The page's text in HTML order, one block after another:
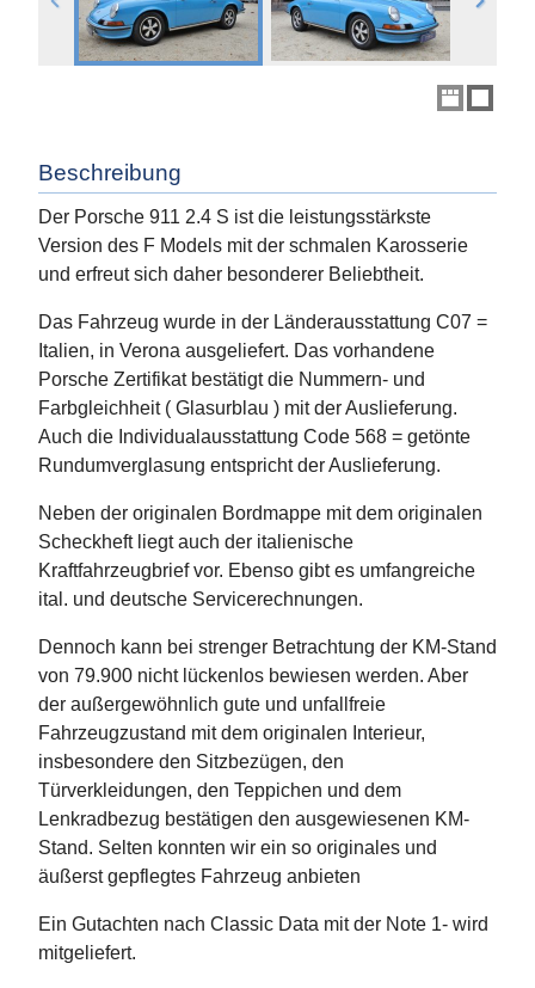
Beschreibung
Der Porsche 911 2.4 S ist die leistungsstärkste
Version des F Models mit der schmalen Karosserie
und erfreut sich daher besonderer Beliebtheit.
Das Fahrzeug wurde in der Länderausstattung C07 =
Italien, in Verona ausgeliefert. Das vorhandene
Porsche Zertifikat bestätigt die Nummern- und
Farbgleichheit ( Glasurblau ) mit der Auslieferung.
Auch die Individualausstattung Code 568 = getönte
Rundumverglasung entspricht der Auslieferung.
Neben der originalen Bordmappe mit dem originalen
Scheckheft liegt auch der italienische
Kraftfahrzeugbrief vor. Ebenso gibt es umfangreiche
ital. und deutsche Servicerechnungen.
Dennoch kann bei strenger Betrachtung der KM-Stand
von 79.900 nicht lückenlos bewiesen werden. Aber
der außergewöhnlich gute und unfallfreie
Fahrzeugzustand mit dem originalen Interieur,
insbesondere den Sitzbezügen, den
Türverkleidungen, den Teppichen und dem
Lenkradbezug bestätigen den ausgewiesenen KM-
Stand. Selten konnten wir ein so originales und
äußerst gepflegtes Fahrzeug anbieten
Ein Gutachten nach Classic Data mit der Note 1- wird
mitgeliefert.